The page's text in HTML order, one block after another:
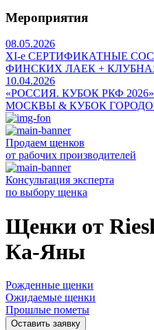
Мероприятия
08.05.2026
ХI-е СЕРТИФИКАТНЫЕ
ФИНСКИХ ЛАЕК +
10.04.2026
«РОССИЯ. КУБОК РКФ
МОСКВЫ & КУБОК
Продаем щенков
от рабочих производителей
Консультация эксперта
по выбору щенка
Щенки от
Ка-Яны
Рожденные щенки
Ожидаемые щенки
Прошлые пометы
Оставить заявку